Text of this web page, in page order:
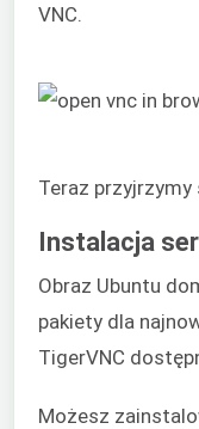
VNC.
Teraz
Instalacja
Obraz Ubuntu
pakiety dla
TigerVNC
Możesz